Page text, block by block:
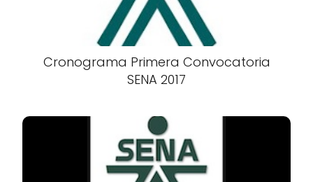
Cronograma Primera Convocatoria
SENA 2017